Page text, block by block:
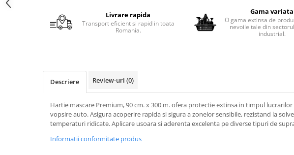
Livrare rapida
Transport eficient si rapid in toata
Romania.
Gama variata
O gama extinsa de
nevoile tale din
industrial.
Descriere Review-uri (0)
Hartie mascare Premium, 90 cm. x 300 m. ofera protectie extinsa in timpul lucrarilor
vopsire auto. Asigura acoperire rapida si sigura a zonelor sensibile, rezistand la
temperaturi ridicate. Aplicare usoara si aderenta excelenta pe diverse tipuri de
Informatii conformitate produs